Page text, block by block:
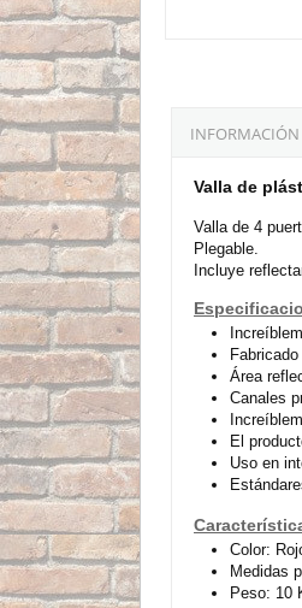
INFORMACIÓN
Valla de
Valla de 4
Plegable.
Incluye
Área
Canales
El
Uso en
Color:
Medidas
Peso: 10